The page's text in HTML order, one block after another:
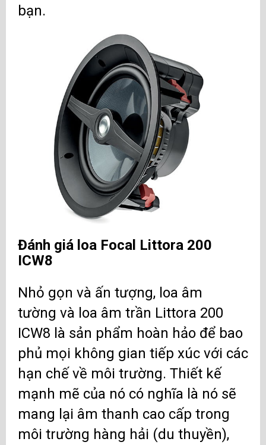
bạn.
Đánh giá loa Focal Littora 200
ICW8
Nhỏ gọn và ấn tượng, loa âm
tường và loa âm trần Littora 200
ICW8 là sản phẩm hoàn hảo để bao
phủ mọi không gian tiếp xúc với các
hạn chế về môi trường. Thiết kế
mạnh mẽ của nó có nghĩa là nó sẽ
mang lại âm thanh cao cấp trong
môi trường hàng hải (du thuyền),